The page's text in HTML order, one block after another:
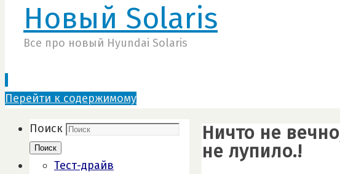
Новый Solaris
Все про новый Hyundai Solaris
Перейти к содержимому
Ничто не
не лупило.!
Поиск
Поиск
Тест-драйв